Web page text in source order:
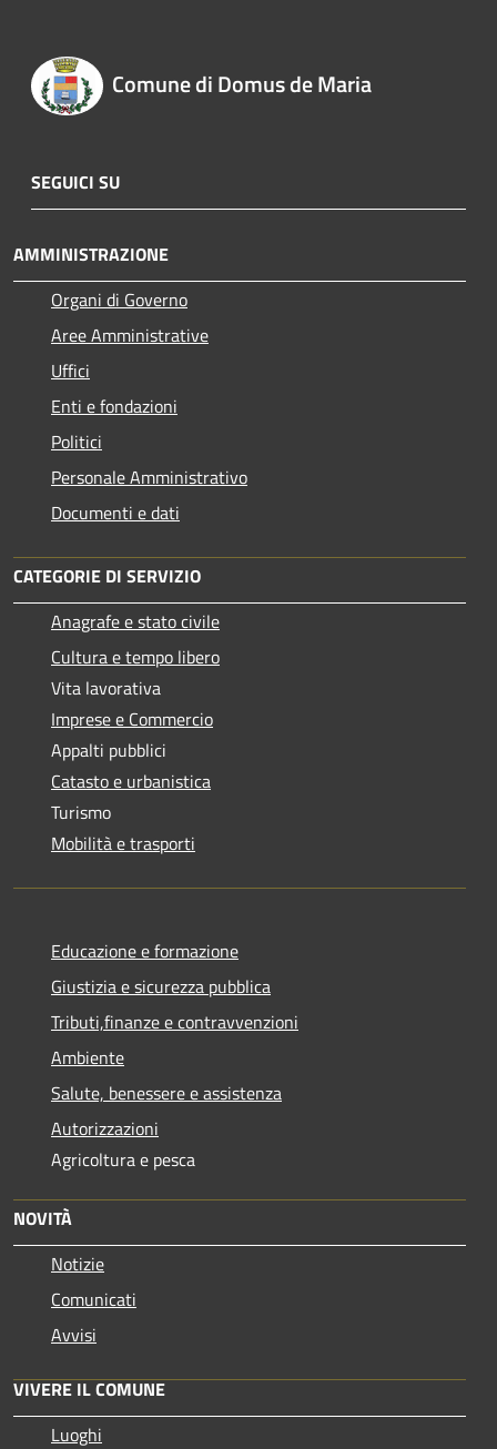
Comune di Domus de Maria
SEGUICI SU
AMMINISTRAZIONE
Organi di Governo
Aree Amministrative
Uffici
Enti e fondazioni
Politici
Personale Amministrativo
Documenti e dati
CATEGORIE DI SERVIZIO
Anagrafe e stato civile
Cultura e tempo libero
Vita lavorativa
Imprese e Commercio
Appalti pubblici
Catasto e urbanistica
Turismo
Mobilità e trasporti
Educazione e formazione
Giustizia e sicurezza pubblica
Tributi,finanze e contravvenzioni
Ambiente
Salute, benessere e assistenza
Autorizzazioni
Agricoltura e pesca
NOVITÀ
Notizie
Comunicati
Avvisi
VIVERE IL COMUNE
Luoghi